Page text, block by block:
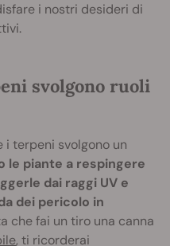
i nostri desideri di
svolgono ruoli
i terpeni svolgono un
le piante a respingere
dai raggi UV e
dei pericolo in
che fai un tiro una canna
, ti ricorderai